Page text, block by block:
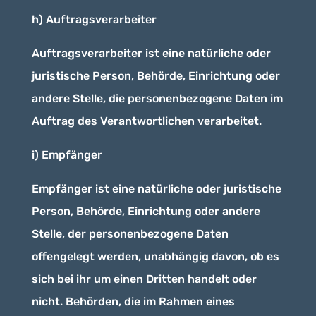
h) Auftragsverarbeiter
Auftragsverarbeiter ist eine natürliche oder
juristische Person, Behörde, Einrichtung oder
andere Stelle, die personenbezogene Daten im
Auftrag des Verantwortlichen verarbeitet.
i) Empfänger
Empfänger ist eine natürliche oder juristische
Person, Behörde, Einrichtung oder andere
Stelle, der personenbezogene Daten
offengelegt werden, unabhängig davon, ob es
sich bei ihr um einen Dritten handelt oder
nicht. Behörden, die im Rahmen eines